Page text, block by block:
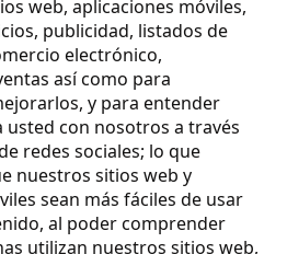
web, aplicaciones móviles,
publicidad, listados de
electrónico,
así como para
y para entender
con nosotros a través
redes sociales; lo que
nuestros sitios web y
sean más fáciles de usar
al poder comprender
utilizan nuestros sitios web,